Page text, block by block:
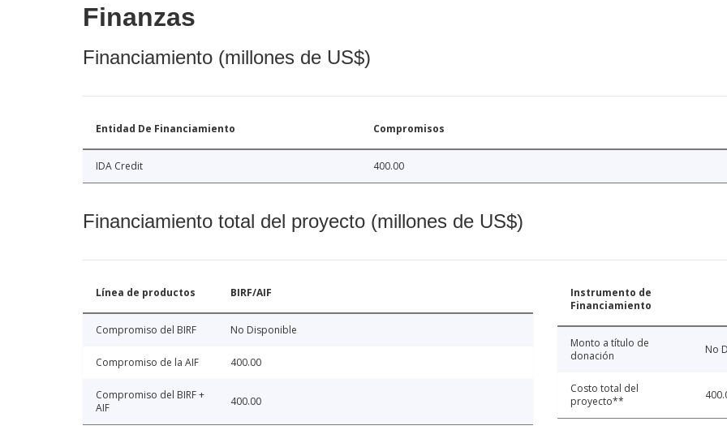
Finanzas
Financiamiento (millones de US$)
Entidad De Financiamiento Compromisos
IDA Credit 400.00
Financiamiento total del proyecto (millones de US$)
Línea de productos BIRF/AIF
Compromiso del BIRF No Disponible
Compromiso de la AIF 400.00
Compromiso del BIRF +
AIF
400.00
Instrumento de
Financiamiento
Monto a título de
donación
No
Costo total del
proyecto**